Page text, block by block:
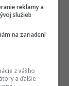
reklamy a
služieb
na zariadení
z vášho
a ďalšie